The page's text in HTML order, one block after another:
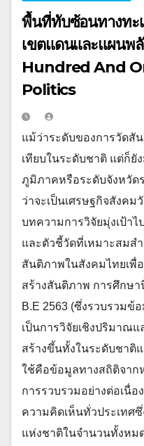
พื้นที่ทับซ้อนทางทะ
เขตแดนและแผนพ
Hundred And
Politics
แม้ว่าระดับของการวัดสั
เทียบในระดับชาติ แต่ก็ยั
ภูมิภาคหรือระดับจังหวัด
ว่าจะเป็นเศรษฐกิจสังค
บทความการวิจัยมุ่งเป้า
และตัวชี้วัดที่เหมาะสมส
สันติภาพในสังคมไทยเพื่
สร้างสันติภาพ การศึกษา
B.E 2563 (ซึ่งรวบรวมข้
เป็นการวิจัยเชิงปริมาณ
สร้างขึ้นทั้งในระดับชาติ
ใช้คือข้อมูลทางสถิติจาก
การรวบรวมอย่างต่อเนื่
ความคิดเห็นทั่วประเทศ
แห่งชาติในจำนวนทั้งห